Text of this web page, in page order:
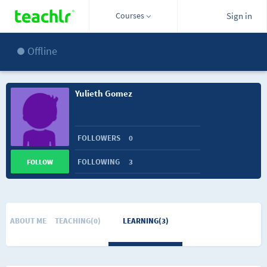
Courses Sign in
Offline
Yulieth Gomez
FOLLOWERS 0
FOLLOWING 3
FOLLOW
ABOUT ME TEACHING(0) LEARNING(3)